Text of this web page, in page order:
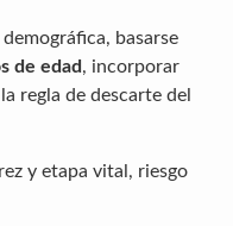
basarse
de edad, incorporar
regla de descarte del
y etapa vital, riesgo